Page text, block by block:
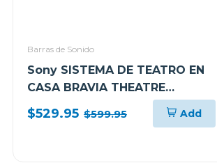
Barras de Sonido
Sony SISTEMA DE TEATRO EN
CASA BRAVIA THEATRE
SYSTEM 6 CON 5.1 CANALES
1000W DOLBY ATMOS S60
$529.95 $599.95 Add